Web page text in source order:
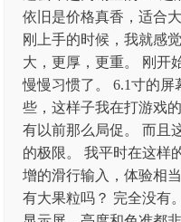
依旧是价格真香，适合
刚上手的时候，我就感
大，更厚，更重。 刚开
慢慢习惯了。 6.1寸的屏
些，这样子我在打游戏
有以前那么局促。 而且
的极限。 我平时在这样
增的滑行输入，体验相
有大果粒吗？ 完全没有